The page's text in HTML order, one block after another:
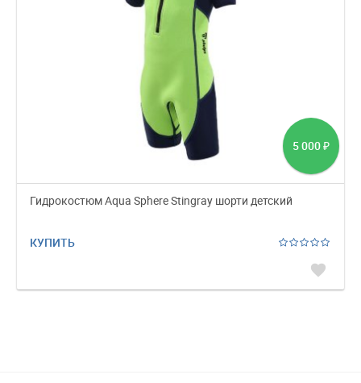
5 000 ₽
Гидрокостюм Aqua Sphere Stingray шорти детский
КУПИТЬ
favorite